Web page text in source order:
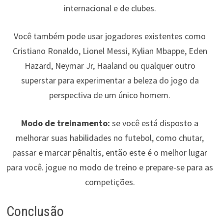
internacional e de clubes.
Você também pode usar jogadores existentes como
Cristiano Ronaldo, Lionel Messi, Kylian Mbappe, Eden
Hazard, Neymar Jr, Haaland ou qualquer outro
superstar para experimentar a beleza do jogo da
perspectiva de um único homem.
Modo de treinamento: se você está disposto a
melhorar suas habilidades no futebol, como chutar,
passar e marcar pênaltis, então este é o melhor lugar
para você. jogue no modo de treino e prepare-se para as
competições.
Conclusão